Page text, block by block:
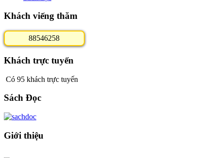
Khách viếng thăm
88546258
Khách trực tuyến
Có 95 khách trực tuyến
Sách Đọc
Giới thiệu